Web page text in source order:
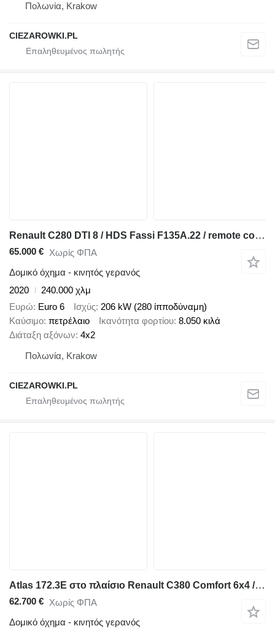
Πολωνία, Krakow
CIEZAROWKI.PL
Renault C280 DTI 8 / HDS Fassi F135A.22 / remote control / Rotator / Fla
65.000 € Χωρίς ΦΠΑ
Δομικό όχημα - κινητός γερανός
2020
240.000 χλμ
Ευρώ Euro 6 Ισχύς 206 kW (280 ίπποδύναμη)
Καύσιμο πετρέλαιο Ικανότητα φορτίου 8.050 κιλά
Διάταξη αξόνων 4x2
Πολωνία, Krakow
CIEZAROWKI.PL
Atlas 172.3E στο πλαίσιο Renault C380 Comfort 6x4 / Atlas 172.3E crane / Range 12.3 m / capacity
62.700 € Χωρίς ΦΠΑ
Δομικό όχημα - κινητός γερανός